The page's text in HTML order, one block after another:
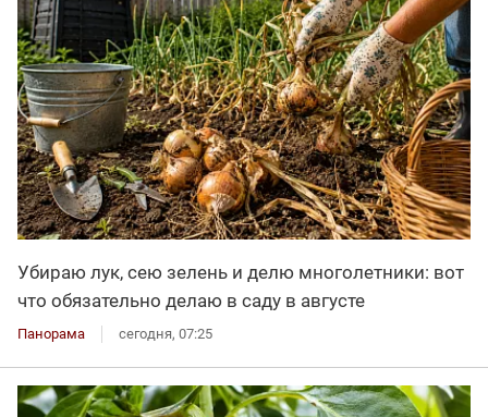
Убираю лук, сею зелень и делю многолетники: вот
что обязательно делаю в саду в августе
Панорама сегодня, 07:25